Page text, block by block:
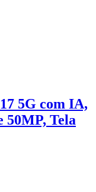
5G com IA,
50MP, Tela